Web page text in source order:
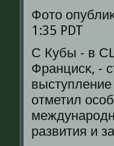
Фото
1:35 PDT
С Кубы - в
Францисκ, -
отметил
развития и